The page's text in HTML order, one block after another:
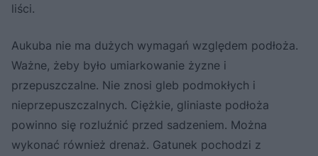
liści.
Aukuba nie ma dużych wymagań względem podłoża.
Ważne, żeby było umiarkowanie żyzne i
przepuszczalne. Nie znosi gleb podmokłych i
nieprzepuszczalnych. Ciężkie, gliniaste podłoża
powinno się rozluźnić przed sadzeniem. Można
wykonać również drenaż. Gatunek pochodzi z